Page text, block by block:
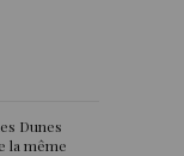
Dunes
la même